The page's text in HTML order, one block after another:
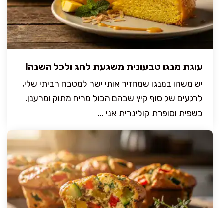
עוגת מנגו טבעונית משגעת לחג ולכל השנה!
יש משהו במנגו שמחזיר אותי ישר למטבח הביתי שלי,
לרגעים של סוף קיץ שבהם הכול מריח מתוק ומרענן.
כשפית וסופרת קולינרית אני ...